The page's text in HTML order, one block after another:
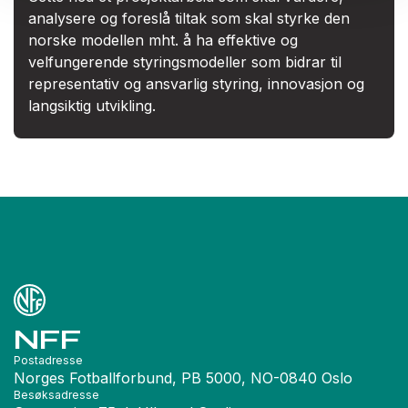
analysere og foreslå tiltak som skal styrke den
norske modellen mht. å ha effektive og
velfungerende styringsmodeller som bidrar til
representativ og ansvarlig styring, innovasjon og
langsiktig utvikling.
NFF
Postadresse
Norges Fotballforbund, PB 5000, NO-0840 Oslo
Besøksadresse